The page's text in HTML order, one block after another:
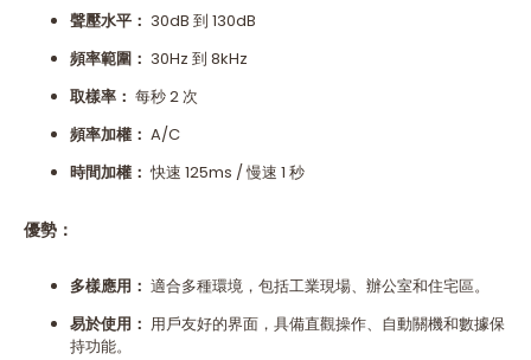
聲壓水平： 30dB 到 130dB
頻率範圍： 30Hz 到 8kHz
取樣率： 每秒 2 次
頻率加權： A/C
時間加權： 快速 125ms / 慢速 1 秒
優勢：
多樣應用： 適合多種環境，包括工業現場、辦公室和住宅區。
易於使用： 用戶友好的界面，具備直觀操作、自動關機和數據保
持功能。